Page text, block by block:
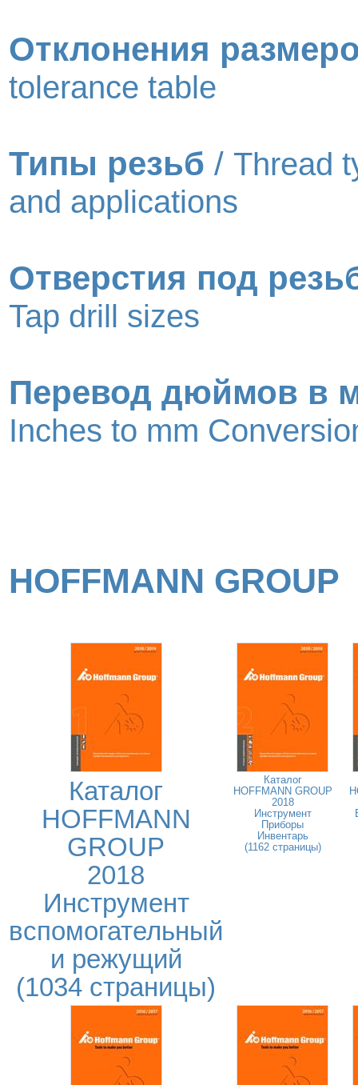
Отклонения
tolerance table
Типы резьб / Thread
and applications
Отверстия под
Tap drill sizes
Перевод дюймов в
Inches to mm
HOFFMANN GROUP
Каталог
HOFFMANN
GROUP
2018
Инструмент
вспомогательный
и режущий
(1034 страницы)
Каталог
HOFFMANN GROUP
2018
Инструмент
Приборы
Инвентарь
(1162 страницы)